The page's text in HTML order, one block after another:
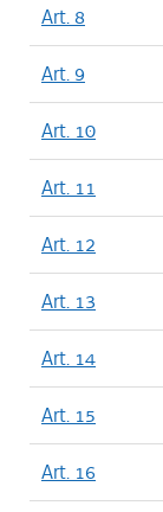
Art. 8
Art. 9
Art. 10
Art. 11
Art. 12
Art. 13
Art. 14
Art. 15
Art. 16